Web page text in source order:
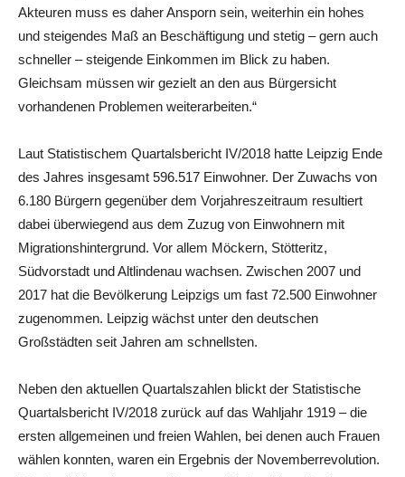
Akteuren muss es daher Ansporn sein, weiterhin ein hohes
und steigendes Maß an Beschäftigung und stetig – gern auch
schneller – steigende Einkommen im Blick zu haben.
Gleichsam müssen wir gezielt an den aus Bürgersicht
vorhandenen Problemen weiterarbeiten.“
Laut Statistischem Quartalsbericht IV/2018 hatte Leipzig Ende
des Jahres insgesamt 596.517 Einwohner. Der Zuwachs von
6.180 Bürgern gegenüber dem Vorjahreszeitraum resultiert
dabei überwiegend aus dem Zuzug von Einwohnern mit
Migrationshintergrund. Vor allem Möckern, Stötteritz,
Südvorstadt und Altlindenau wachsen. Zwischen 2007 und
2017 hat die Bevölkerung Leipzigs um fast 72.500 Einwohner
zugenommen. Leipzig wächst unter den deutschen
Großstädten seit Jahren am schnellsten.
Neben den aktuellen Quartalszahlen blickt der Statistische
Quartalsbericht IV/2018 zurück auf das Wahljahr 1919 – die
ersten allgemeinen und freien Wahlen, bei denen auch Frauen
wählen konnten, waren ein Ergebnis der Novemberrevolution.